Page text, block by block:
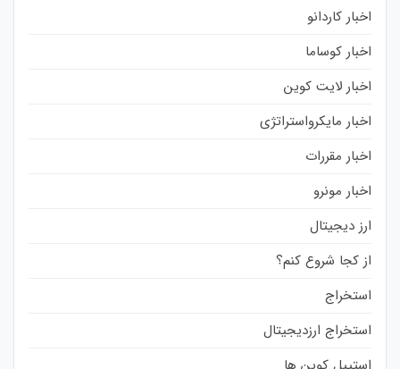
اخبار کاردانو
اخبار کوساما
اخبار لایت کوین
اخبار مایکرواستراتژی
اخبار مقررات
اخبار مونرو
ارز دیجیتال
از کجا شروع کنم؟
استخراج
استخراج ارزدیجیتال